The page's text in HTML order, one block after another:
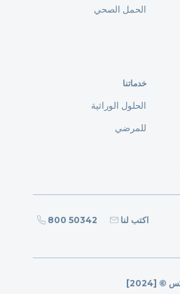
الحمل الصحي
خدماتنا
الحلول الوراثية
للمرضي
800 50342 اكتب لنا